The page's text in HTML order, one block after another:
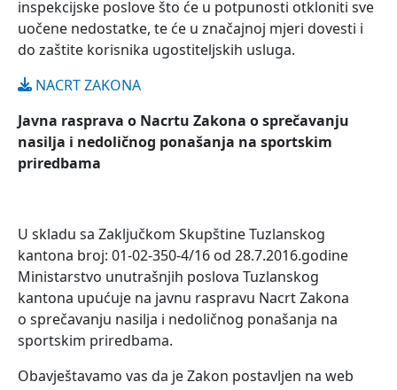
inspekcijske poslove što će u potpunosti otkloniti sve
uočene nedostatke, te će u značajnoj mjeri dovesti i
do zaštite korisnika ugostiteljskih usluga.
NACRT ZAKONA
Javna rasprava o Nacrtu Zakona o sprečavanju
nasilja i nedoličnog ponašanja na sportskim
priredbama
U skladu sa Zaključkom Skupštine Tuzlanskog
kantona broj: 01-02-350-4/16 od 28.7.2016.godine
Ministarstvo unutrašnjih poslova Tuzlanskog
kantona upućuje na javnu raspravu Nacrt Zakona
o sprečavanju nasilja i nedoličnog ponašanja na
sportskim priredbama.
Obavještavamo vas da je Zakon postavljen na web